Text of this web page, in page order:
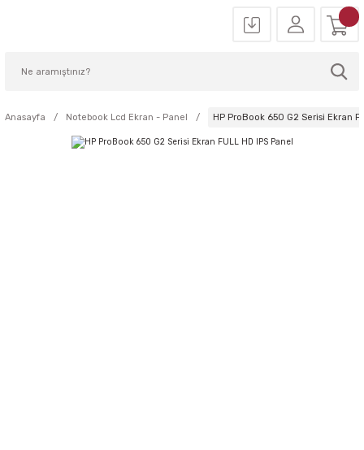
Anasayfa Notebook Lcd Ekran - Panel HP ProBook 650 G2 Serisi Ekran